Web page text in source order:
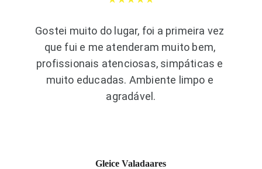
Gostei muito do lugar, foi a primeira vez
que fui e me atenderam muito bem,
profissionais atenciosas, simpáticas e
muito educadas. Ambiente limpo e
agradável.
Gleice Valadaares